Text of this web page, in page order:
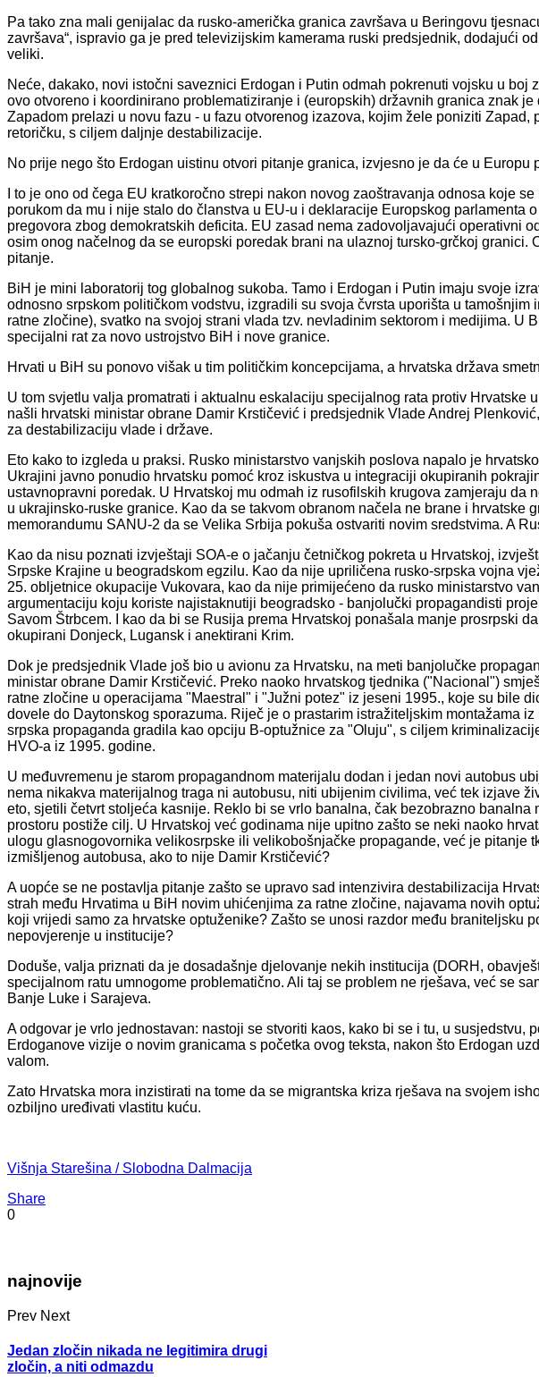
Pa tako zna mali genijalac da rusko-američka granica završava u Beringovu
završava“, ispravio ga je pred televizijskim kamerama ruski predsjednik, dodajući
veliki.
Neće, dakako, novi istočni saveznici Erdogan i Putin odmah pokrenuti vojsku u boj
ovo otvoreno i koordinirano problematiziranje i (europskih) državnih granica znak
Zapadom prelazi u novu fazu - u fazu otvorenog izazova, kojim žele poniziti Zapad,
retoričku, s ciljem daljnje destabilizacije.
No prije nego što Erdogan uistinu otvori pitanje granica, izvjesno je da će u Europu
I to je ono od čega EU kratkoročno strepi nakon novog zaoštravanja odnosa koje
porukom da mu i nije stalo do članstva u EU-u i deklaracije Europskog parlamenta
pregovora zbog demokratskih deficita. EU zasad nema zadovoljavajući operativni
osim onog načelnog da se europski poredak brani na ulaznoj tursko-grčkoj granici.
pitanje.
BiH je mini laboratorij tog globalnog sukoba. Tamo i Erdogan i Putin imaju svoje
odnosno srpskom političkom vodstvu, izgradili su svoja čvrsta uporišta u tamošnjim
ratne zločine), svatko na svojoj strani vlada tzv. nevladinim sektorom i medijima. U
specijalni rat za novo ustrojstvo BiH i nove granice.
Hrvati u BiH su ponovo višak u tim političkim koncepcijama, a hrvatska država
U tom svjetlu valja promatrati i aktualnu eskalaciju specijalnog rata protiv Hrvatske
našli hrvatski ministar obrane Damir Krstičević i predsjednik Vlade Andrej
za destabilizaciju vlade i države.
Eto kako to izgleda u praksi. Rusko ministarstvo vanjskih poslova napalo je
Ukrajini javno ponudio hrvatsku pomoć kroz iskustva u integraciji okupiranih
ustavnopravni poredak. U Hrvatskoj mu odmah iz rusofilskih krugova zamjeraju da
u ukrajinsko-ruske granice. Kao da se takvom obranom načela ne brane i hrvatske
memorandumu SANU-2 da se Velika Srbija pokuša ostvariti novim sredstvima. A
Kao da nisu poznati izvještaji SOA-e o jačanju četničkog pokreta u Hrvatskoj,
Srpske Krajine u beogradskom egzilu. Kao da nije upriličena rusko-srpska vojna
25. obljetnice okupacije Vukovara, kao da nije primijećeno da rusko ministarstvo
argumentaciju koju koriste najistaknutiji beogradsko - banjolučki propagandisti
Savom Štrbcem. I kao da bi se Rusija prema Hrvatskoj ponašala manje prosrpski
okupirani Donjeck, Lugansk i anektirani Krim.
Dok je predsjednik Vlade još bio u avionu za Hrvatsku, na meti banjolučke
ministar obrane Damir Krstičević. Preko naoko hrvatskog tjednika ("Nacional")
ratne zločine u operacijama "Maestral" i "Južni potez" iz jeseni 1995., koje su bile
dovele do Daytonskog sporazuma. Riječ je o prastarim istražiteljskim montažama
srpska propaganda gradila kao opciju B-optužnice za "Oluju", s ciljem
HVO-a iz 1995. godine.
U međuvremenu je starom propagandnom materijalu dodan i jedan novi autobus
nema nikakva materijalnog traga ni autobusu, niti ubijenim civilima, već tek izjave
eto, sjetili četvrt stoljeća kasnije. Reklo bi se vrlo banalna, čak bezobrazno banalna
prostoru postiže cilj. U Hrvatskoj već godinama nije upitno zašto se neki naoko
ulogu glasnogovornika velikosrpske ili velikobošnjačke propagande, već je pitanje
izmišljenog autobusa, ako to nije Damir Krstičević?
A uopće se ne postavlja pitanje zašto se upravo sad intenzivira destabilizacija
strah među Hrvatima u BiH novim uhićenjima za ratne zločine, najavama novih
koji vrijedi samo za hrvatske optuženike? Zašto se unosi razdor među braniteljsku
nepovjerenje u institucije?
Doduše, valja priznati da je dosadašnje djelovanje nekih institucija (DORH,
specijalnom ratu umnogome problematično. Ali taj se problem ne rješava, već se
Banje Luke i Sarajeva.
A odgovar je vrlo jednostavan: nastoji se stvoriti kaos, kako bi se i tu, u susjedstvu,
Erdoganove vizije o novim granicama s početka ovog teksta, nakon što Erdogan
valom.
Zato Hrvatska mora inzistirati na tome da se migrantska kriza rješava na svojem
ozbiljno uređivati vlastitu kuću.
Višnja Starešina / Slobodna Dalmacija
Share
0
najnovije
Prev Next
Jedan zločin nikada ne legitimira drugi
zločin, a niti odmazdu